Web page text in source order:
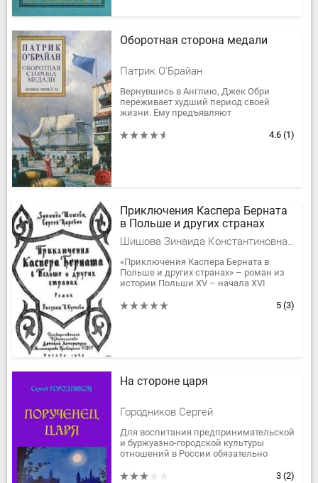
Оборотная сторона медали
Патрик О'Брайан
Вернувшись в Англию, Джек Обри
переживает худший период своей
жизни. Ему предъявляют
мошенничестве на рынке ценных 4.6 (1)
Приключения Каспера Берната
в Польше и других странах
Шишова Зинаида Константиновна, Царевич Сергей
«Приключения Каспера Берната в
Польше и других странах» – роман из
истории Польши XV – начала XVI
в основу которого положен...
5 (3)
На стороне царя
Городников Сергей
Для воспитания предпринимательской
и буржуазно-городской культуры
отношений в России обязательно
авантюрный жанр и русский герой
3 (2)